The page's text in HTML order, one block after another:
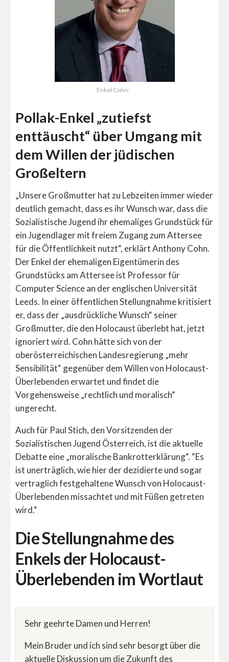
Enkel Cohn:
Pollak-Enkel „zutiefst
enttäuscht“ über Umgang mit
dem Willen der jüdischen
Großeltern
„Unsere Großmutter hat zu Lebzeiten immer wieder
deutlich gemacht, dass es ihr Wunsch war, dass die
Sozialistische Jugend ihr ehemaliges Grundstück für
ein Jugendlager mit freiem Zugang zum Attersee
für die Öffentlichkeit nutzt“, erklärt Anthony Cohn.
Der Enkel der ehemaligen Eigentümerin des
Grundstücks am Attersee ist Professor für
Computer Science an der englischen Universität
Leeds. In einer öffentlichen Stellungnahme kritisiert
er, dass der „ausdrückliche Wunsch“ seiner
Großmutter, die den Holocaust überlebt hat, jetzt
ignoriert wird. Cohn hätte sich von der
oberösterreichischen Landesregierung „mehr
Sensibilität“ gegenüber dem Willen von Holocaust-
Überlebenden erwartet und findet die
Vorgehensweise „rechtlich und moralisch“
ungerecht.
Auch für Paul Stich, den Vorsitzenden der
Sozialistischen Jugend Österreich, ist die aktuelle
Debatte eine „moralische Bankrotterklärung“. “Es
ist unerträglich, wie hier der dezidierte und sogar
vertraglich festgehaltene Wunsch von Holocaust-
Überlebenden missachtet und mit Füßen getreten
wird.“
Die Stellungnahme des
Enkels der Holocaust-
Überlebenden im Wortlaut
Sehr geehrte Damen und Herren!
Mein Bruder und ich sind sehr besorgt über die
aktuelle Diskussion um die Zukunft des